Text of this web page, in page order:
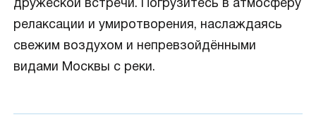
дружеской встречи. Погрузитесь в атмосферу
релаксации и умиротворения, наслаждаясь
свежим воздухом и непревзойдёнными
видами Москвы с реки.